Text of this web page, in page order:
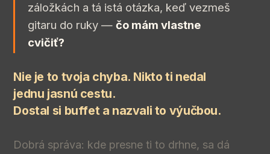
záložkách a tá istá otázka, keď vezmeš
gitaru do ruky —čo mám vlastne
cvičiť?
Nie je to tvoja chyba. Nikto ti nedal
jednu jasnú cestu.
Dostal si buffet a nazvali to výučbou.
Dobrá správa: kde presne ti to drhne, sa dá